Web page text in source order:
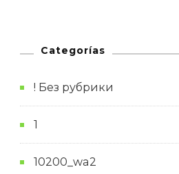
Categorías
! Без рубрики
1
10200_wa2